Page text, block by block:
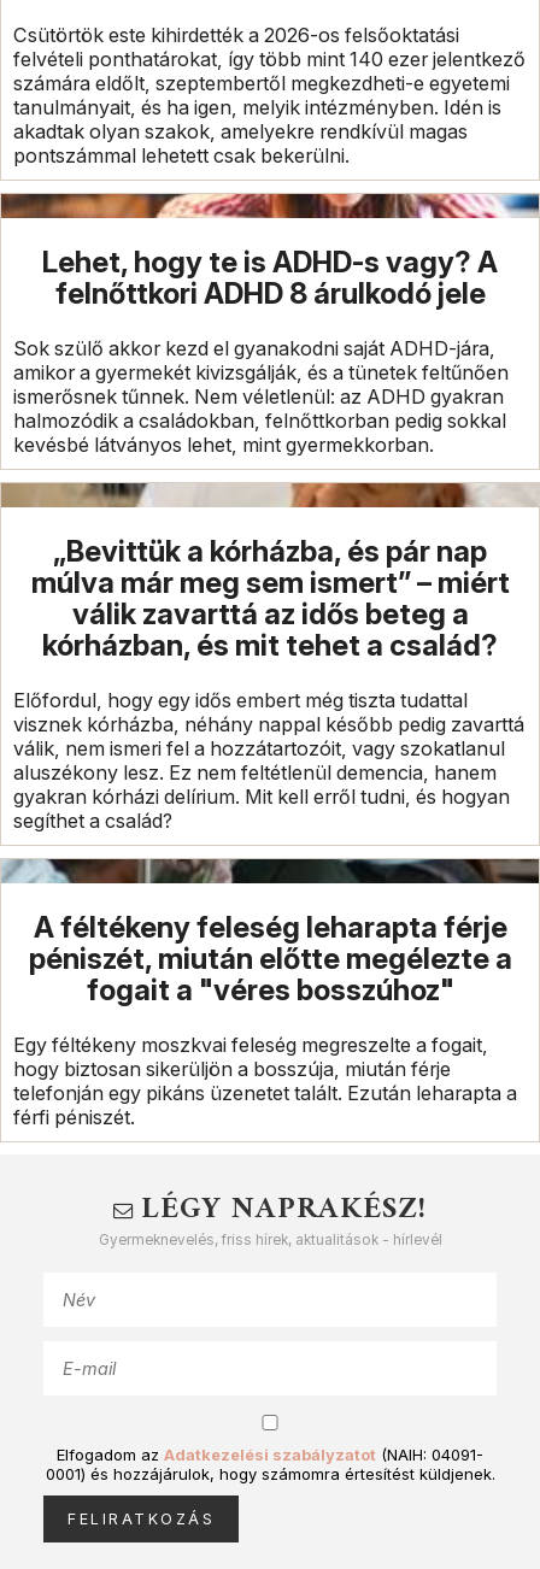
Csütörtök este kihirdették a 2026-os felsőoktatási
felvételi ponthatárokat, így több mint 140 ezer jelentkező
számára eldőlt, szeptembertől megkezdheti-e egyetemi
tanulmányait, és ha igen, melyik intézményben. Idén is
akadtak olyan szakok, amelyekre rendkívül magas
pontszámmal lehetett csak bekerülni.
Lehet, hogy te is ADHD-s vagy? A
felnőttkori ADHD 8 árulkodó jele
Sok szülő akkor kezd el gyanakodni saját ADHD-jára,
amikor a gyermekét kivizsgálják, és a tünetek feltűnően
ismerősnek tűnnek. Nem véletlenül: az ADHD gyakran
halmozódik a családokban, felnőttkorban pedig sokkal
kevésbé látványos lehet, mint gyermekkorban.
„Bevittük a kórházba, és pár nap
múlva már meg sem ismert” – miért
válik zavarttá az idős beteg a
kórházban, és mit tehet a család?
Előfordul, hogy egy idős embert még tiszta tudattal
visznek kórházba, néhány nappal később pedig zavarttá
válik, nem ismeri fel a hozzátartozóit, vagy szokatlanul
aluszékony lesz. Ez nem feltétlenül demencia, hanem
gyakran kórházi delírium. Mit kell erről tudni, és hogyan
segíthet a család?
A féltékeny feleség leharapta férje
péniszét, miután előtte megélezte a
fogait a "véres bosszúhoz"
Egy féltékeny moszkvai feleség megreszelte a fogait,
hogy biztosan sikerüljön a bosszúja, miután férje
telefonján egy pikáns üzenetet talált. Ezután leharapta a
férfi péniszét.
LÉGY NAPRAKÉSZ!
Gyermeknevelés, friss hírek, aktualitások - hírlevél
Elfogadom az Adatkezelési szabályzatot (NAIH: 04091-
0001) és hozzájárulok, hogy számomra értesítést küldjenek.